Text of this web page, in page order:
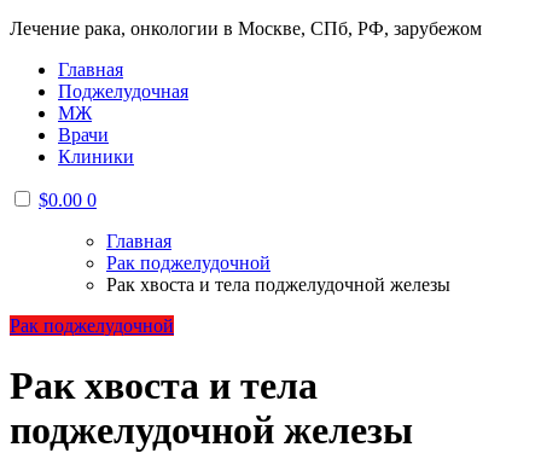
Лечение рака, онкологии в Москве, СПб, РФ, зарубежом
Главная
Поджелудочная
МЖ
Врачи
Клиники
$0.00 0
Главная
Рак поджелудочной
Рак хвоста и тела поджелудочной железы
Рак поджелудочной
Рак хвоста и тела
поджелудочной железы